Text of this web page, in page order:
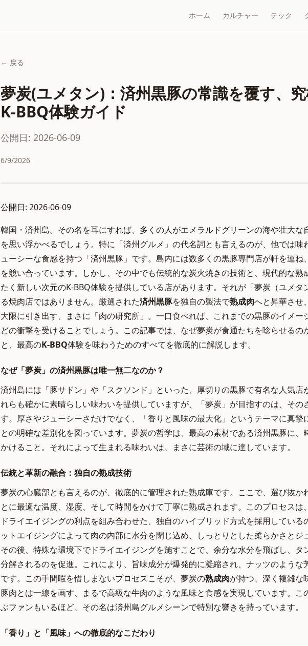
ホーム カルチャー テック
← 戻る
夢炭(ユメタン)：済州黒豚の常識を覆す、
K-BBQ体験ガイド
公開日: 2026-06-09
6/9/2026
公開日: 2026-06-09
韓国・済州島。その名を耳にすれば、多くの人がエメラルドグリーンの海や壮大な
を思い浮かべるでしょう。特に「済州グルメ」の代名詞とも言えるのが、他では味
ューシーな食感を持つ「済州黒豚」です。島内には数多くの黒豚専門店が軒を連ね
を競い合っています。しかし、その中でも伝統的な炭火焼きの技術と、現代的な熟
たく新しい次元のK-BBQ体験を提供している店があります。それが「夢炭（ユメタ
る焼肉店ではありません。厳選された済州黒豚を独自の製法で熟成肉へと昇華させ
大限に引き出す、まさに「肉の研究所」。一口食べれば、これまでの黒豚のイメー
どの衝撃を受けることでしょう。この記事では、なぜ夢炭が食通たちを唸らせるの
と、最高のK-BBQ体験を味わうためのすべてを徹底的に解説します。
なぜ「夢炭」の済州黒豚は唯一無二なのか？
済州島には「豚サドン」や「スクソンド」といった、厚切りの黒豚で有名な人気店
れらも確かに素晴らしい味わいを提供していますが、「夢炭」が目指すのは、その
す。厚さやジューシーさだけでなく、「香りと風味の最大化」というテーマに真摯
との明確な差別化を図っています。夢炭の哲学は、最高の素材である済州黒豚に、
かけること。それによって生まれる味わいは、まさに芸術の域に達しています。
伝統と革新の融合：独自の熟成技術
夢炭の心臓部とも言えるのが、徹底的に管理された熟成庫です。ここで、選び抜か
とに最適な温度、湿度、そして時間をかけて丁寧に熟成されます。このプロセスは
ドライエイジングの利点を組み合わせた、独自のハイブリッド方式を採用している
ットエイジングによって肉の内部に水分を閉じ込め、しっとりとした柔らかさとジ
その後、特殊な環境下でドライエイジングを施すことで、余分な水分を飛ばし、タ
分解されるのを促進。これにより、旨味成分が爆発的に凝縮され、ナッツのような
です。この手間暇を惜しまないプロセスこそが、夢炭の熟成肉が持つ、深く複雑な
豚肉とは一線を画す、まるで高級な牛肉のような風味と食感を実現しています。こ
ぶファンもいるほど、その名は済州島グルメシーンで特別な響きを持っています。
「香り」と「風味」への徹底的なこだわり